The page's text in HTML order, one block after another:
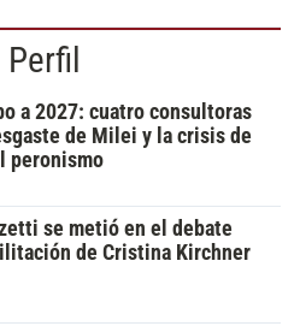
a 2027: cuatro consultoras
de Milei y la crisis de
peronismo
se metió en el debate
de Cristina Kirchner